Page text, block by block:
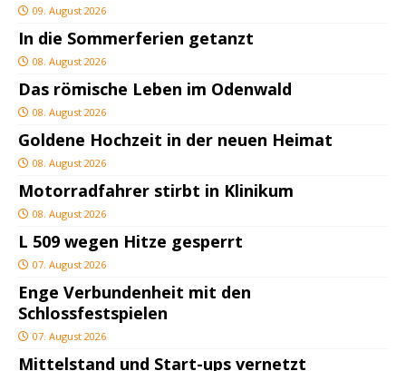
09. August 2026
In die Sommerferien getanzt
08. August 2026
Das römische Leben im Odenwald
08. August 2026
Goldene Hochzeit in der neuen Heimat
08. August 2026
Motorradfahrer stirbt in Klinikum
08. August 2026
L 509 wegen Hitze gesperrt
07. August 2026
Enge Verbundenheit mit den
Schlossfestspielen
07. August 2026
Mittelstand und Start-ups vernetzt